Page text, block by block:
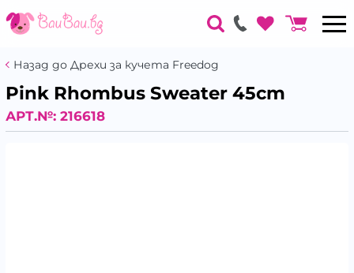
Назад до Дрехи за кучета Freedog
Pink Rhombus Sweater 45cm
АРТ.№: 216618